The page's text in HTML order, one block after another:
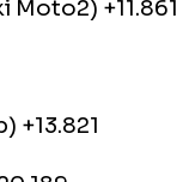
CIP) 41'11.768